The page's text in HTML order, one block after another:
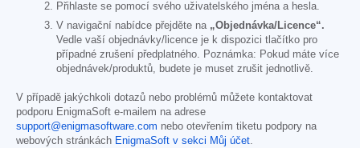
Přihlaste se pomocí svého uživatelského jména a hesla.
V navigační nabídce přejděte na „Objednávka/Licence“.
Vedle vaší objednávky/licence je k dispozici tlačítko pro
případné zrušení předplatného. Poznámka: Pokud máte více
objednávek/produktů, budete je muset zrušit jednotlivě.
V případě jakýchkoli dotazů nebo problémů můžete kontaktovat
podporu EnigmaSoft e-mailem na adrese
support@enigmasoftware.com nebo otevřením tiketu podpory na
webových stránkách EnigmaSoft v sekci Můj účet.